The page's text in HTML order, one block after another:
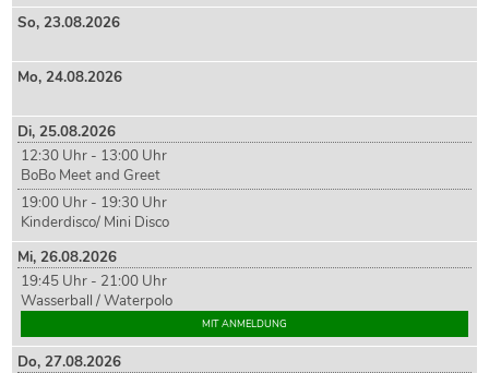
So,23.08.2026
Mo,24.08.2026
Di,25.08.2026
12:30 Uhr - 13:00 Uhr
BoBo Meet and Greet
19:00 Uhr - 19:30 Uhr
Kinderdisco/ Mini Disco
Mi,26.08.2026
19:45 Uhr - 21:00 Uhr
Wasserball / Waterpolo
MIT ANMELDUNG
Do,27.08.2026